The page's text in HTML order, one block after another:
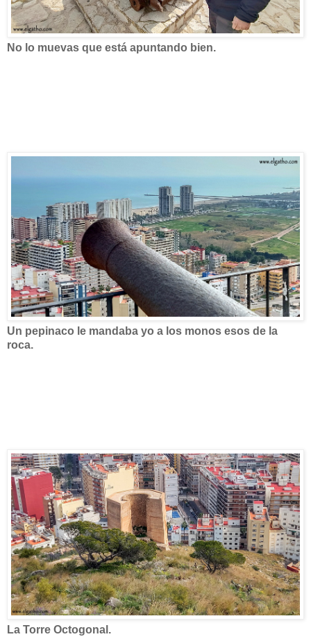
No lo muevas que está apuntando bien.
Un pepinaco le mandaba yo a los monos esos de la
roca.
La Torre Octogonal.